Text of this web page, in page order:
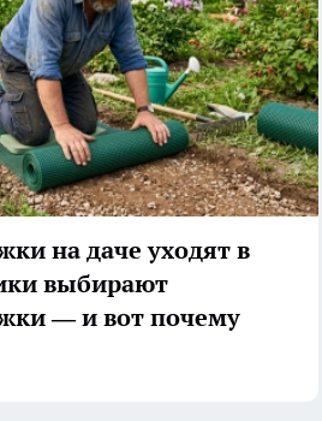
на даче уходят в
выбирают
— и вот почему